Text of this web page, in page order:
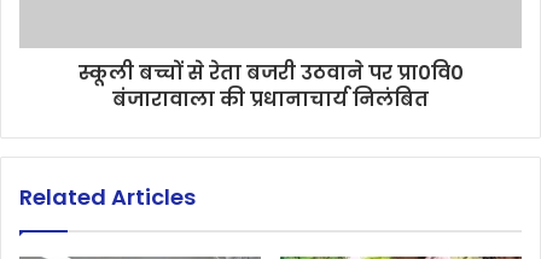
स्कूली बच्चों से रेता बजरी उठवाने पर प्रा0वि0
बंजारावाला की प्रधानाचार्य निलंबित
Related Articles